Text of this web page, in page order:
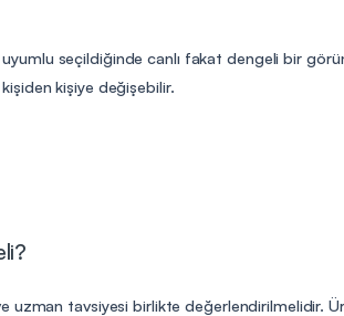
seçildiğinde canlı fakat dengeli bir
kişiye değişebilir.
uzman tavsiyesi birlikte değerlendirilmelidir.